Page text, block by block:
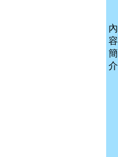
內
容
簡
介